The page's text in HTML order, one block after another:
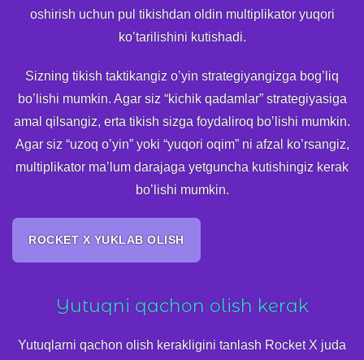
oshirish uchun pul tikishdan oldin multiplikator yuqori
ko’tarilishini kutishadi.
Sizning tikish taktikangiz o’yin strategiyangizga bog’liq
bo’lishi mumkin. Agar siz “kichik qadamlar” strategiyasiga
amal qilsangiz, erta tikish sizga foydaliroq bo’lishi mumkin.
Agar siz “uzoq o’yin” yoki “yuqori oqim” ni afzal ko’rsangiz,
multiplikator ma’lum darajaga yetguncha kutishingiz kerak
bo’lishi mumkin.
ROCKET X YUKLAB OLISH
Yutuqni qachon olish kerak
Yutuqlarni qachon olish kerakligini tanlash Rocket X juda